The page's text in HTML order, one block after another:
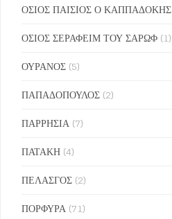
ΟΣΙΟΣ ΠΑΙΣΙΟΣ Ο ΚΑΠΠΑΔΟΚΗΣ
ΟΣΙΟΣ ΣΕΡΑΦΕΙΜ ΤΟΥ ΣΑΡΩΦ (1)
ΟΥΡΑΝΟΣ (5)
ΠΑΠΑΔΟΠΟΥΛΟΣ (2)
ΠΑΡΡΗΣΙΑ (7)
ΠΑΤΑΚΗ (4)
ΠΕΛΑΣΓΟΣ (2)
ΠΟΡΦΥΡΑ (71)